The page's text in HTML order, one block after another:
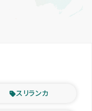
スリランカ